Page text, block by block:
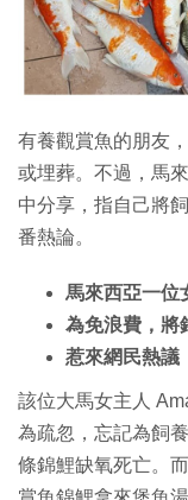
有養觀賞魚的朋友
或埋葬。不過，馬
中分享，指自己將
番熱論。
馬來西亞一位
為免浪費，將
惹來網民熱議
該位大馬女主人
為疏忽，忘記為飼
條錦鯉缺氧死亡。